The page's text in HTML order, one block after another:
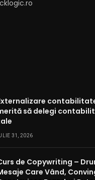
să delegi
31, 2026
de Copywriting –
Care Vând,